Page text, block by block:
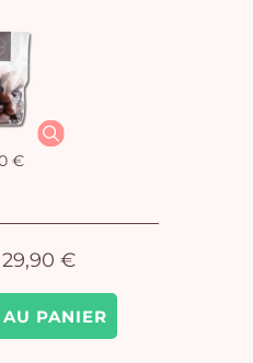
PANIER
€
29,90 €